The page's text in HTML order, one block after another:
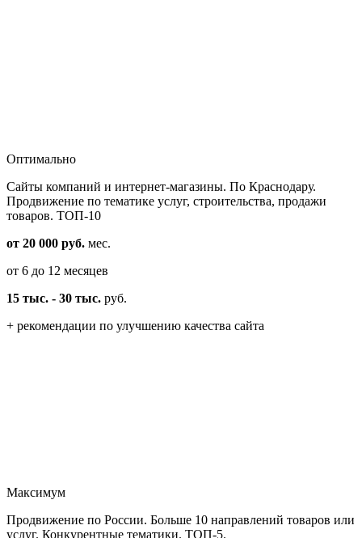
Оптимально
Cайты компаний и интернет-магазины. По Краснодару.
Продвижение по тематике услуг, строительства, продажи
товаров. ТОП-10
от 20 000 руб. мес.
от 6 до 12 месяцев
15 тыс. - 30 тыс. руб.
+ рекомендации по улучшению качества сайта
Максимум
Продвижение по России. Больше 10 направлений товаров или
услуг. Конкурентные тематики. ТОП-5.